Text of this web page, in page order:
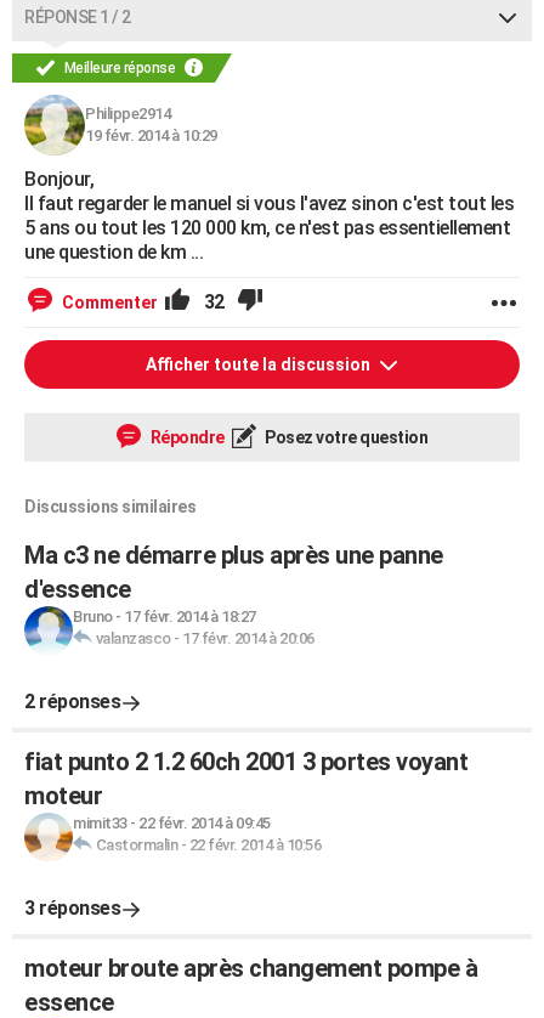
RÉPONSE 1 / 2
Meilleure réponse
Philippe2914
19 févr. 2014 à 10:29
Bonjour,
Il faut regarder le manuel si vous l'avez sinon c'est tout les
5 ans ou tout les 120 000 km, ce n'est pas essentiellement
une question de km ...
Commenter 32
Afficher toute la discussion
Répondre Posez votre question
Discussions similaires
Ma c3 ne démarre plus après une panne
d'essence
Bruno- 17 févr. 2014 à 18:27
valanzasco- 17 févr. 2014 à 20:06
2 réponses
fiat punto 2 1.2 60ch 2001 3 portes voyant
moteur
mimit33- 22 févr. 2014 à 09:45
Castormalin- 22 févr. 2014 à 10:56
3 réponses
moteur broute après changement pompe à
essence